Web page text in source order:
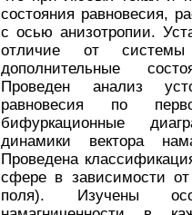
состояния равновесия,
с осью анизотропии.
отличие от системы
дополнительные
Проведен анализ
равновесия по
бифуркационные
динамики вектора
Проведена
сфере в зависимости
поля). Изучены